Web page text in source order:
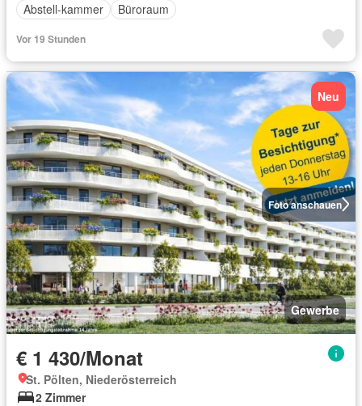
Abstell-kammer
Büroraum
Vor 19 Stunden
Foto anschauen
Neu
Gewerbe
€ 1 430/Monat
St. Pölten, Niederösterreich
2 Zimmer